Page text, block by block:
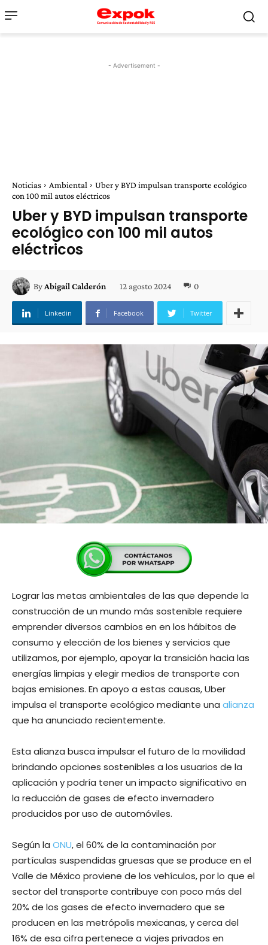
- Advertisement -
Noticias Ambiental
Uber y BYD impulsan transporte ecológico
con 100 mil autos eléctricos
Uber y BYD impulsan transporte
ecológico con 100 mil autos
eléctricos
By Abigail Calderón 12 agosto 2024 0
Linkedin Facebook Twitter
Lograr las metas ambientales de las que depende la
construcción de un mundo más sostenible requiere
emprender diversos cambios en en los hábitos de
consumo y elección de los bienes y servicios que
utilizamos, por ejemplo, apoyar la transición hacia las
energías limpias y elegir medios de transporte con
bajas emisiones. En apoyo a estas causas, Uber
impulsa el transporte ecológico mediante una alianza
que ha anunciado recientemente.
Esta alianza busca impulsar el futuro de la movilidad
brindando opciones sostenibles a los usuarios de la
aplicación y podría tener un impacto significativo en
la reducción de gases de efecto invernadero
producidos por uso de automóviles.
Según la ONU, el 60% de la contaminación por
partículas suspendidas gruesas que se produce en el
Valle de México proviene de los vehículos, por lo que el
sector del transporte contribuye con poco más del
20% de los gases de efecto invernadero que se
producen en las metrópolis mexicanas, y cerca del
16% de esa cifra pertenece a viajes privados en